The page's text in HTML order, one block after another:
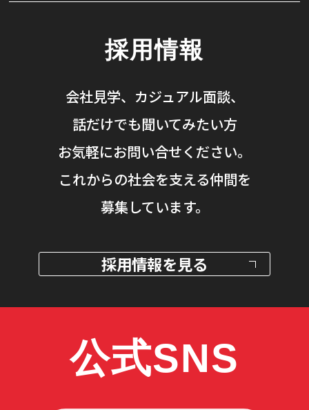
採用情報
会社見学、カジュアル面談、
話だけでも聞いてみたい方
お気軽にお問い合せください。
これからの社会を支える仲間を
募集しています。
採用情報を見る
公式SNS